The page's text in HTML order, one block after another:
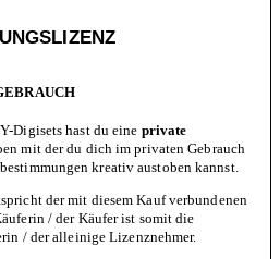
Digisets hast du eine private
mit der du dich im privaten Gebrauch
kreativ austoben kannst.
der mit diesem Kauf verbundenen
/ der Käufer ist somit die
/ der alleinige Lizenznehmer.